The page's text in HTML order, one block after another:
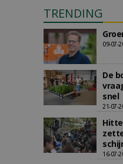
TRENDING
09-07-
De
snel
21-07-
16-07-